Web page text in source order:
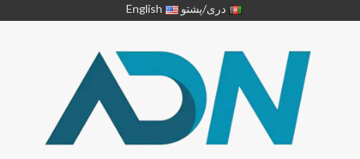
دری/پشتو English